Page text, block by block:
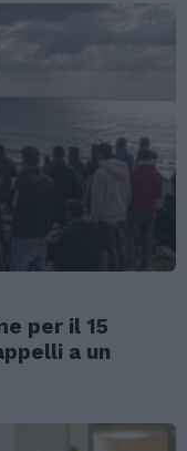
per il 15
a un